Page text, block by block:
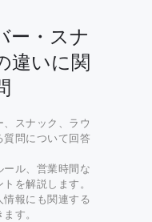
ー・スナ
違いに関
スナック、ラウ
質問について回答
ル、営業時間な
を解説します。
情報にも関連する
す。